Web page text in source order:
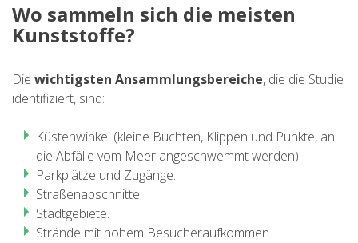
Wo sammeln sich die meisten
Kunststoffe?
Die wichtigsten Ansammlungsbereiche, die die Studie
identifiziert, sind:
Küstenwinkel (kleine Buchten, Klippen und Punkte, an
die Abfälle vom Meer angeschwemmt werden).
Parkplätze und Zugänge.
Straßenabschnitte.
Stadtgebiete.
Strände mit hohem Besucheraufkommen.